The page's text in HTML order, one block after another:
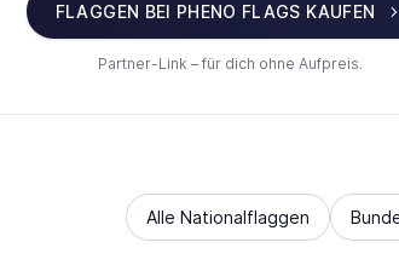
FLAGGEN BEI PHENO FLAGS KAUFEN
Partner-Link – für dich ohne Aufpreis.
Alle Nationalflaggen